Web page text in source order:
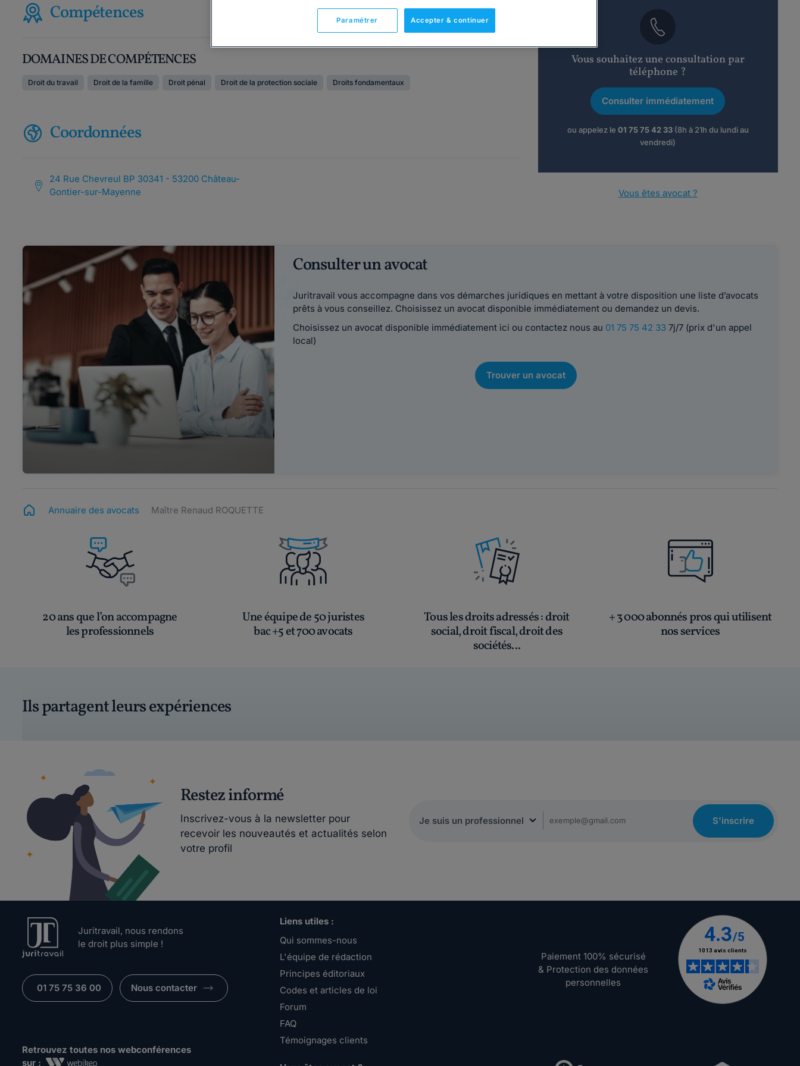
Compétences
DOMAINES DE COMPÉTENCES
Droit du travail Droit de la famille Droit pénal Droit de la protection sociale Droits fondamentaux
Coordonnées
24 Rue Chevreul BP 30341 - 53200 Château-
Gontier-sur-Mayenne
Vous souhaitez une consultation par
téléphone ?
Consulter immédiatement
ou appelez le 01 75 75 42 33(8h à 21h du lundi au
vendredi)
Vous êtes avocat ?
Consulter un avocat
Juritravail vous accompagne dans vos démarches juridiques en mettant à votre disposition une liste d’avocats
prêts à vous conseillez. Choisissez un avocat disponible immédiatement ou demandez un devis.
Choisissez un avocat disponible immédiatement ici ou contactez nous au 01 75 75 42 337j/7 (prix d'un appel
local)
Trouver un avocat
Annuaire des avocats Maître Renaud ROQUETTE
20 ans que l’on accompagne
les professionnels
Une équipe de 50 juristes
bac +5 et 700 avocats
Tous les droits adressés: droit
social, droit fiscal, droit des
sociétés...
+ 3 000 abonnés pros qui utilisent
nos services
Ils partagent leurs expériences
Restez informé
Inscrivez-vous à la newsletter pour
recevoir les nouveautés et actualités selon
votre profil
S'inscrire
Juritravail, nous rendons
le droit plus simple !
01 75 75 36 00 Nous contacter
Retrouvez toutes nos webconférences
sur :
Liens utiles :
Qui sommes-nous
L'équipe de rédaction
Principes éditoriaux
Codes et articles de loi
Forum
FAQ
Témoignages clients
Paiement 100% sécurisé
& Protection des données
personnelles
Accepter & continuer
Paramétrer